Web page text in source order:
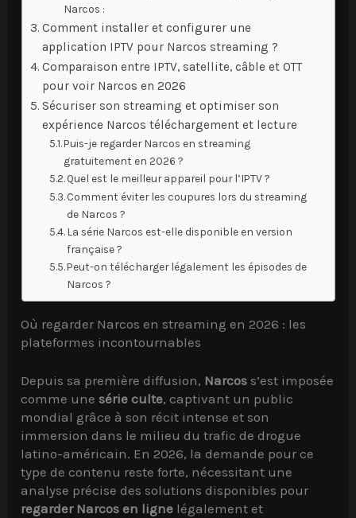
Narcos :
Comment installer et configurer une
application IPTV pour Narcos streaming ?
Comparaison entre IPTV, satellite, câble et OTT
pour voir Narcos en 2026
Sécuriser son streaming et optimiser son
expérience Narcos téléchargement et lecture
Puis-je regarder Narcos en streaming
gratuitement en 2026 ?
Quel est le meilleur appareil pour l’IPTV ?
Comment éviter les coupures lors du streaming
de Narcos ?
La série Narcos est-elle disponible en version
française ?
Peut-on télécharger légalement les épisodes de
Narcos ?
Où regarder Narcos en streaming en 2026 : les
plateformes incontournables
Depuis sa première diffusion, Narcos s’est imposée
comme une série culte, captivant un public
mondial grâce à son récit intense et son
immersion dans le milieu du trafic de drogue
latino-américain. En 2026, la demande pour ce
type de contenu reste forte, nécessitant une
analyse précise des solutions disponibles pour
regarder Narcos en ligne légalement et